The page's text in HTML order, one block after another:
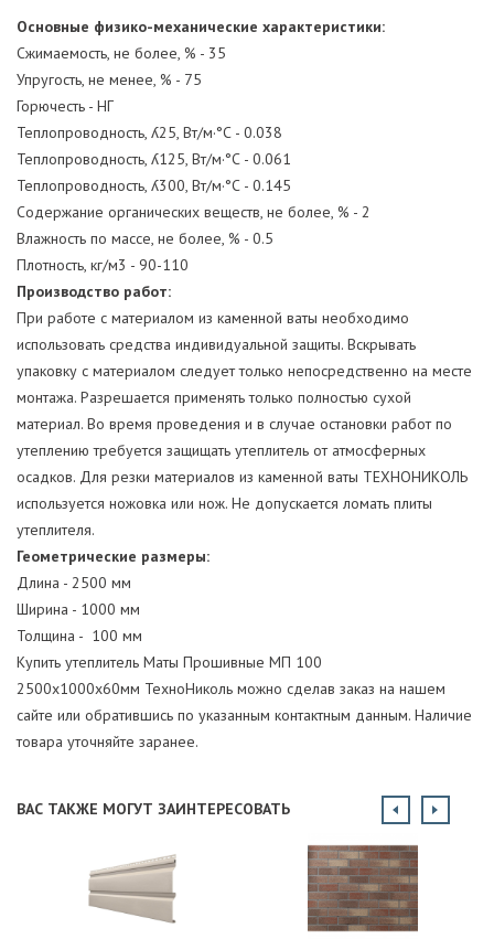
Основные физико-механические характеристики:
Сжимаемость, не более, % - 35
Упругость, не менее, % - 75
Горючесть - НГ
Теплопроводность, ʎ25, Вт/м·°С - 0.038
Теплопроводность, ʎ125, Вт/м·°С - 0.061
Теплопроводность, ʎ300, Вт/м·°С - 0.145
Содержание органических веществ, не более, % - 2
Влажность по массе, не более, % - 0.5
Плотность, кг/м3 - 90-110
Производство работ:
При работе с материалом из каменной ваты необходимо
использовать средства индивидуальной защиты. Вскрывать
упаковку с материалом следует только непосредственно на месте
монтажа. Разрешается применять только полностью сухой
материал. Во время проведения и в случае остановки работ по
утеплению требуется защищать утеплитель от атмосферных
осадков. Для резки материалов из каменной ваты ТЕХНОНИКОЛЬ
используется ножовка или нож. Не допускается ломать плиты
утеплителя.
Геометрические размеры:
Длина - 2500 мм
Ширина - 1000 мм
Толщина - 100 мм
Купить утеплитель Маты Прошивные МП 100
2500х1000х60мм ТехноНиколь можно сделав заказ на нашем
сайте или обратившись по указанным контактным данным. Наличие
товара уточняйте заранее.
ВАС ТАКЖЕ МОГУТ ЗАИНТЕРЕСОВАТЬ